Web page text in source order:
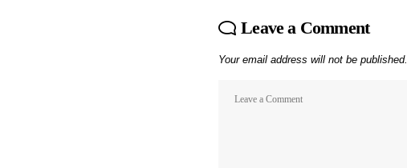
Leave a Comment
Your email address will not be published.